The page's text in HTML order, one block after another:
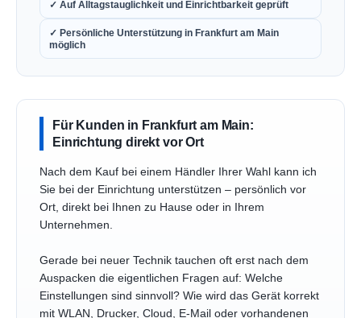
✓ Auf Alltagstauglichkeit und Einrichtbarkeit geprüft
✓ Persönliche Unterstützung in Frankfurt am Main
möglich
Für Kunden in Frankfurt am Main:
Einrichtung direkt vor Ort
Nach dem Kauf bei einem Händler Ihrer Wahl kann ich
Sie bei der Einrichtung unterstützen – persönlich vor
Ort, direkt bei Ihnen zu Hause oder in Ihrem
Unternehmen.
Gerade bei neuer Technik tauchen oft erst nach dem
Auspacken die eigentlichen Fragen auf: Welche
Einstellungen sind sinnvoll? Wie wird das Gerät korrekt
mit WLAN, Drucker, Cloud, E-Mail oder vorhandenen